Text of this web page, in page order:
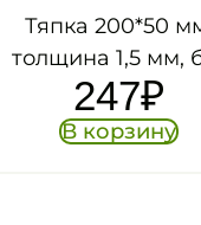
мм,
б/ч